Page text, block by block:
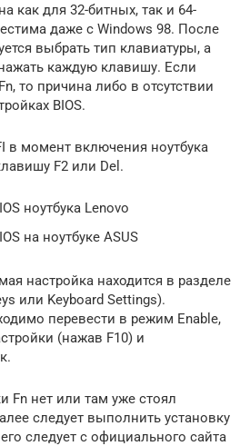
как для 32-битных, так и 64-
даже с Windows 98. После
выбрать тип клавиатуры, а
каждую клавишу. Если
то причина либо в отсутствии
BIOS.
в момент включения ноутбука
F2 или Del.
ноутбука Lenovo
на ноутбуке ASUS
настройка находится в разделе
или Keyboard Settings).
перевести в режим Enable,
(нажав F10) и
Fn нет или там уже стоял
следует выполнить установку
следует с официального сайта